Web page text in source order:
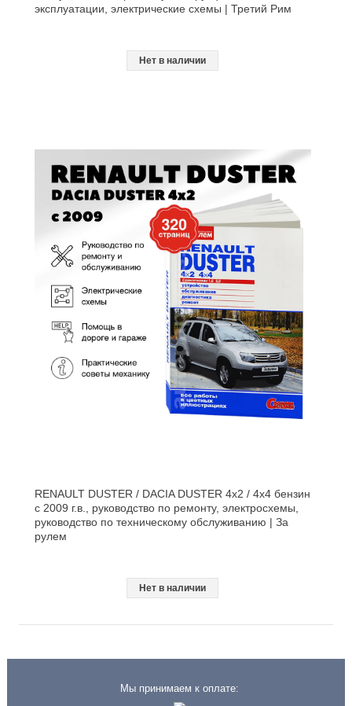
эксплуатации, электрические схемы | Третий Рим
Нет в наличии
RENAULT DUSTER / DACIA DUSTER 4x2 / 4x4 бензин
с 2009 г.в., руководство по ремонту, электросхемы,
руководство по техническому обслуживанию | За
рулем
Нет в наличии
Мы принимаем к оплате: